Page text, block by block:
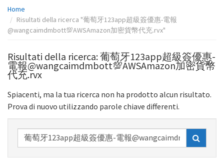
Percorso
pagina:
Home
Risultati della ricerca "葡萄牙123app超級簽優惠-電報
@wangcaimdmbott💯AWSAmazon加密貨幣代充.rvx"
Risultati della ricerca: 葡萄牙123app超級簽優惠-
電報@wangcaimdmbott💯AWSAmazon加密貨幣
代充.rvx
Spiacenti, ma la tua ricerca non ha prodotto alcun risultato.
Prova di nuovo utilizzando parole chiave differenti.
Ricerca
nel